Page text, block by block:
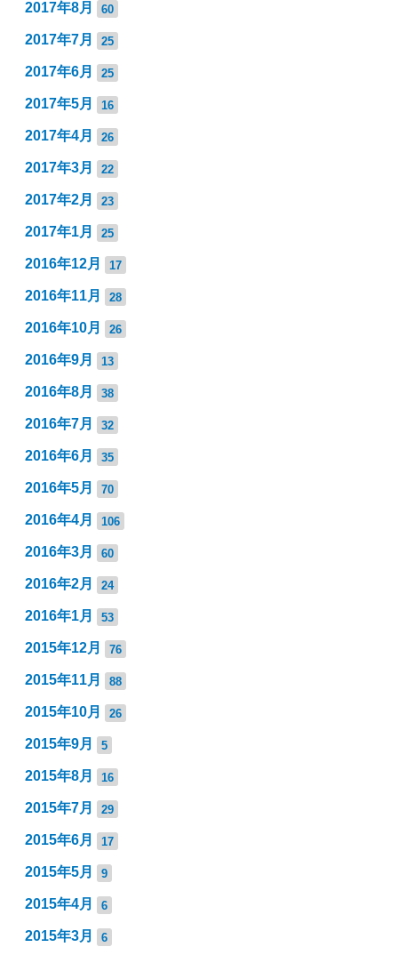
2017年8月 60
2017年7月 25
2017年6月 25
2017年5月 16
2017年4月 26
2017年3月 22
2017年2月 23
2017年1月 25
2016年12月 17
2016年11月 28
2016年10月 26
2016年9月 13
2016年8月 38
2016年7月 32
2016年6月 35
2016年5月 70
2016年4月 106
2016年3月 60
2016年2月 24
2016年1月 53
2015年12月 76
2015年11月 88
2015年10月 26
2015年9月 5
2015年8月 16
2015年7月 29
2015年6月 17
2015年5月 9
2015年4月 6
2015年3月 6